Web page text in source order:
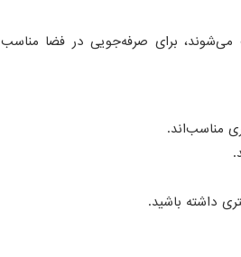
برای صرفه‌جویی در فضا مناسب
مناسب‌اند.
داشته باشید.